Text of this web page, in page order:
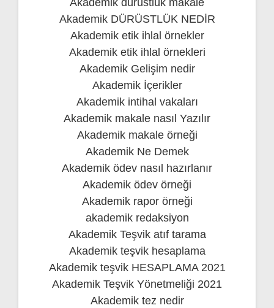
Akademik dürüstlük makale
Akademik DÜRÜSTLÜK NEDİR
Akademik etik ihlal örnekler
Akademik etik ihlal örnekleri
Akademik Gelişim nedir
Akademik İçerikler
Akademik intihal vakaları
Akademik makale nasıl Yazılır
Akademik makale örneği
Akademik Ne Demek
Akademik ödev nasıl hazırlanır
Akademik ödev örneği
Akademik rapor örneği
akademik redaksiyon
Akademik Teşvik atıf tarama
Akademik teşvik hesaplama
Akademik teşvik HESAPLAMA 2021
Akademik Teşvik Yönetmeliği 2021
Akademik tez nedir